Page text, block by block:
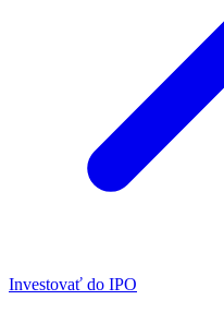
Investovať do IPO